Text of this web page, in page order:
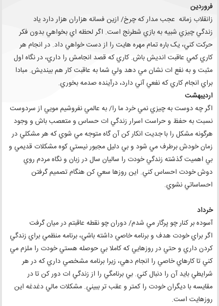
فروردين
زانقلاب زمانه عجب مدار که چرخ/ ازين فسانه هزاران هزار دارد ياد
زندگي چيزي شبيه به بازي شطرنج است. اگر لحظه اي بخواهي بدون فکر
حرکت کني، يک باره تمام مهره هايت را از دست خواهي داد. در انجام هر
کاري کمي عاقبت انديش باش. کاري که قصد انجامش را داري، در نگاه اول
مثبت و به نفع ات نشان مي دهد ولي شما به عاقبت کار هم بينديش. مبادا
براي انجام کاري که نفعي آني دارد، درآينده صدمه بخوري.
ارديبهشت
اگر چه دوست به چيزي نمي خرد ما را/ به عالمي نفروشيم مويي از سردوست
نسبت به حفظ و حراست اسرار زندگي ات حساس و متعصب باش و وجود
هرگونه مشکل را با جديت انکار کن آن گاه متوجه مي شوي که هر مشکلي در
زمان خودش برطرف مي شود و بي دليل مجبور نيستي کوه مشکلات قديمي و
بي اهميت گذشته زندگي خودت را ساليان سال در زبان و نگاه مردم روي
دوش خودت احساس کني. اين روزها سعي کن هنگام تصميم گرفتن
احساساتي نشوي.
خرداد
آسوده بر کنار چو پرگار مي شدم/ دوران چو نقطه عاقبتم در ميان گرفت
اگر براي خودت هدف و برنامه خاصي داشته باشي، برنامه منظمي براي زندگي
کردن داري و حتي در روزهايي که کاملا بي حوصله هستي خودت را ملزم مي
کني تا کارهاي خاصي را انجام دهي، زيرا برنامه مشخصي داري که در هر
شرايطي بايد آن را دنبال کني. بي برنامگي را از زندگي ات دور کن تا در
مقايسه با ديگران خودت را کمتر و عقب تر ببيني. مشکلات مالي دغدغه اين
روزهايت است.